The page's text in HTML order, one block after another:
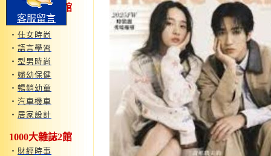
客服留言
1000大雜誌1館
‧運動旅遊
‧ 仕女時尚
‧ 語言學習
‧ 型男時尚
‧ 婦幼保健
‧ 暢銷幼童
‧ 汽車機車
‧ 居家設計
1000大雜誌2館
‧ 財經時事